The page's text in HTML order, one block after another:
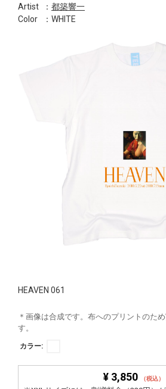
Artist
： 都築響一
Color
：WHITE
HEAVEN 061
＊画像は合成です。布へのプリントのた
す。
カラー:
¥ 3,850 （税込）